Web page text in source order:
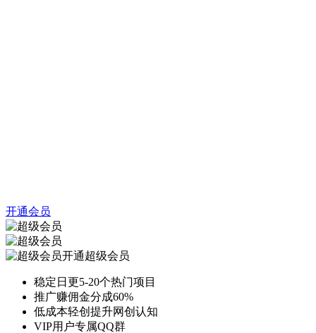
开通会员
开通超级会员
稳定日更5-20个热门项目
推广赚佣金分成60%
低成本轻创提升网创认知
VIP用户专属QQ群